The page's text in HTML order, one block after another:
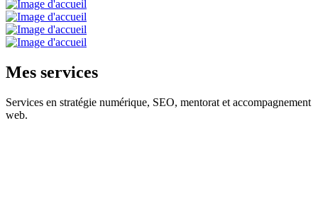
Mes services
Services en stratégie numérique, SEO, mentorat et accompagnement
web.